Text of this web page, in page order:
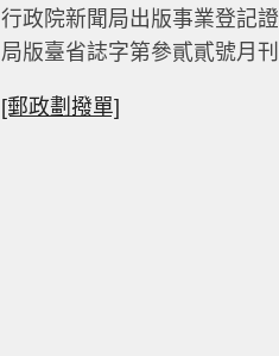
行政院新聞局出版事業登記證
局版臺省誌字第參貳貳號月刊
[郵政劃撥單]